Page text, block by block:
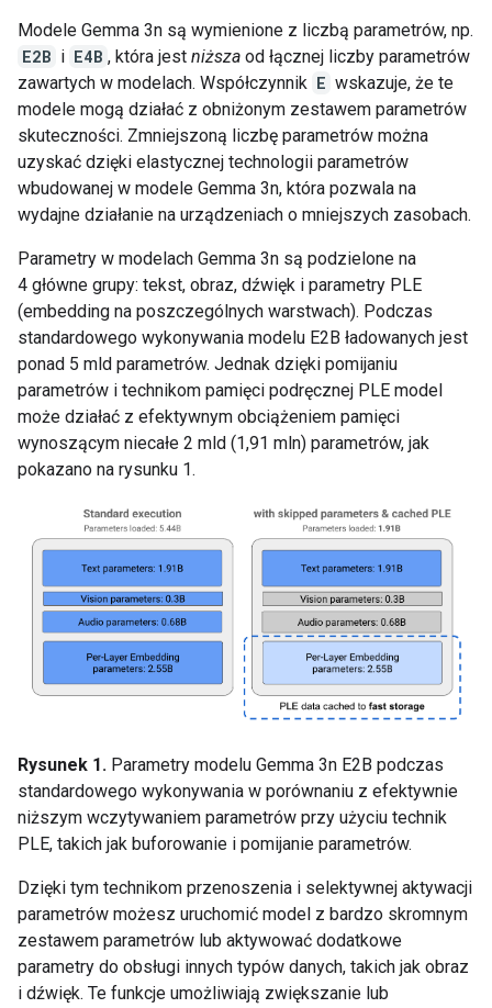
Modele Gemma 3n są wymienione z liczbą parametrów, np.
E2B i E4B , która jest niższa od łącznej liczby parametrów
zawartych w modelach. Współczynnik E wskazuje, że te
modele mogą działać z obniżonym zestawem parametrów
skuteczności. Zmniejszoną liczbę parametrów można
uzyskać dzięki elastycznej technologii parametrów
wbudowanej w modele Gemma 3n, która pozwala na
wydajne działanie na urządzeniach o mniejszych zasobach.
Parametry w modelach Gemma 3n są podzielone na
4 główne grupy: tekst, obraz, dźwięk i parametry PLE
(embedding na poszczególnych warstwach). Podczas
standardowego wykonywania modelu E2B ładowanych jest
ponad 5 mld parametrów. Jednak dzięki pomijaniu
parametrów i technikom pamięci podręcznej PLE model
może działać z efektywnym obciążeniem pamięci
wynoszącym niecałe 2 mld (1,91 mln) parametrów, jak
pokazano na rysunku 1.
Rysunek 1. Parametry modelu Gemma 3n E2B podczas
standardowego wykonywania w porównaniu z efektywnie
niższym wczytywaniem parametrów przy użyciu technik
PLE, takich jak buforowanie i pomijanie parametrów.
Dzięki tym technikom przenoszenia i selektywnej aktywacji
parametrów możesz uruchomić model z bardzo skromnym
zestawem parametrów lub aktywować dodatkowe
parametry do obsługi innych typów danych, takich jak obraz
i dźwięk. Te funkcje umożliwiają zwiększanie lub